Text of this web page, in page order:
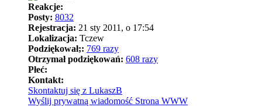
Reakcje:
Posty: 8032
Rejestracja: 21 sty 2011, o 17:54
Lokalizacja: Tczew
Podziękował;: 769 razy
Otrzymał podziękowań: 608 razy
Płeć:
Kontakt:
Skontaktuj się z LukaszB
Wyślij prywatną wiadomość Strona WWW